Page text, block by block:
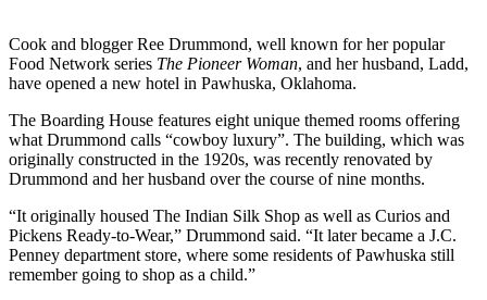
Cook and blogger Ree Drummond, well known for her popular
Food Network series The Pioneer Woman, and her husband, Ladd,
have opened a new hotel in Pawhuska, Oklahoma.
The Boarding House features eight unique themed rooms offering
what Drummond calls “cowboy luxury”. The building, which was
originally constructed in the 1920s, was recently renovated by
Drummond and her husband over the course of nine months.
“It originally housed The Indian Silk Shop as well as Curios and
Pickens Ready-to-Wear,” Drummond said. “It later became a J.C.
Penney department store, where some residents of Pawhuska still
remember going to shop as a child.”